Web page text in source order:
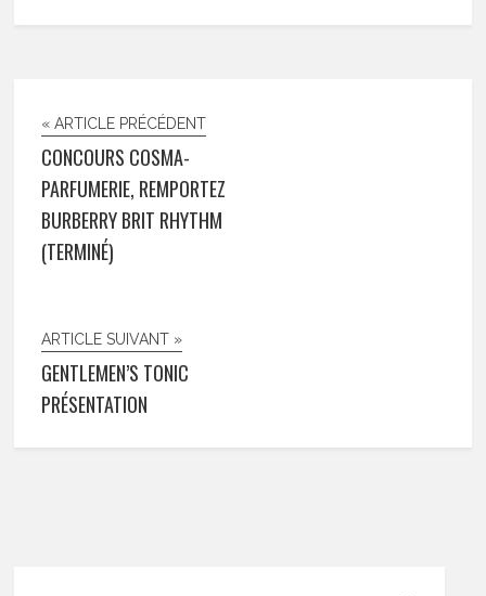
« ARTICLE PRÉCÉDENT
CONCOURS COSMA-
PARFUMERIE, REMPORTEZ
BURBERRY BRIT RHYTHM
(TERMINÉ)
ARTICLE SUIVANT »
GENTLEMEN’S TONIC
PRÉSENTATION